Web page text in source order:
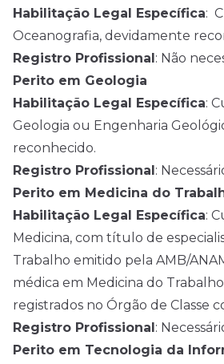
Habilitação Legal Específica:
Oceanografia, devidamente
Registro Profissional : Não
Perito em Geologia
Habilitação Legal Específica:
Geologia ou Engenharia
reconhecido.
Registro Profissional :
Perito em Medicina do
Habilitação Legal Específica:
Medicina, com título de
Trabalho emitido pela AMB/
médica em Medicina do
registrados no Órgão de Classe
Registro Profissional :
Perito em Tecnologia da